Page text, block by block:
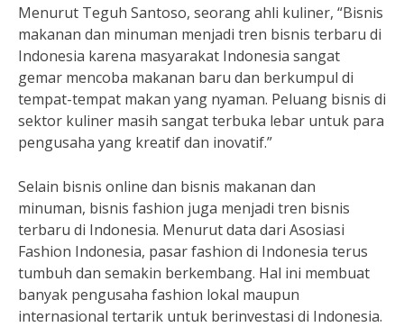
Menurut Teguh Santoso, seorang ahli kuliner, “Bisnis
makanan dan minuman menjadi tren bisnis terbaru di
Indonesia karena masyarakat Indonesia sangat
gemar mencoba makanan baru dan berkumpul di
tempat-tempat makan yang nyaman. Peluang bisnis di
sektor kuliner masih sangat terbuka lebar untuk para
pengusaha yang kreatif dan inovatif.”
Selain bisnis online dan bisnis makanan dan
minuman, bisnis fashion juga menjadi tren bisnis
terbaru di Indonesia. Menurut data dari Asosiasi
Fashion Indonesia, pasar fashion di Indonesia terus
tumbuh dan semakin berkembang. Hal ini membuat
banyak pengusaha fashion lokal maupun
internasional tertarik untuk berinvestasi di Indonesia.